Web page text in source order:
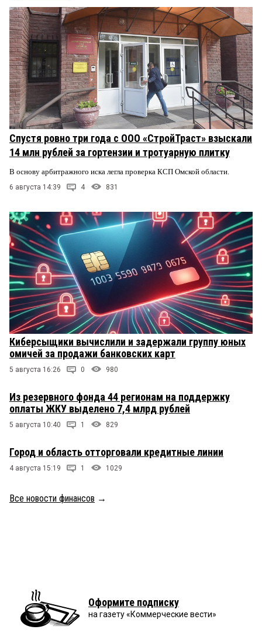
Спустя ровно три года с ООО «СтройТраст» взыскали
14 млн рублей за гортензии и тротуарную плитку
В основу арбитражного иска легла проверка КСП Омской области.
6 августа 14:39 4 831
Киберсыщики вычислили и задержали группу юных
омичей за продажи банковских карт
5 августа 16:26 0 980
Из резервного фонда 44 регионам на поддержку
оплаты ЖКУ выделено 7,4 млрд рублей
5 августа 10:40 1 829
Город и область отторговали кредитные линии
4 августа 15:19 1 1029
Все новости финансов →
Оформите подписку
на газету «Коммерческие вести»